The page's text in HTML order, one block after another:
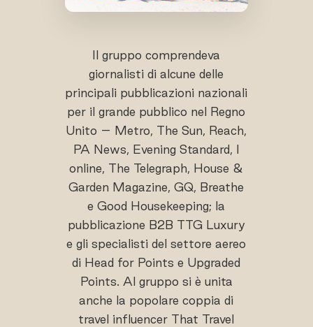
Il gruppo comprendeva
giornalisti di alcune delle
principali pubblicazioni nazionali
per il grande pubblico nel Regno
Unito – Metro, The Sun, Reach,
PA News, Evening Standard, I
online, The Telegraph, House &
Garden Magazine, GQ, Breathe
e Good Housekeeping; la
pubblicazione B2B TTG Luxury
e gli specialisti del settore aereo
di Head for Points e Upgraded
Points. Al gruppo si è unita
anche la popolare coppia di
travel influencer That Travel